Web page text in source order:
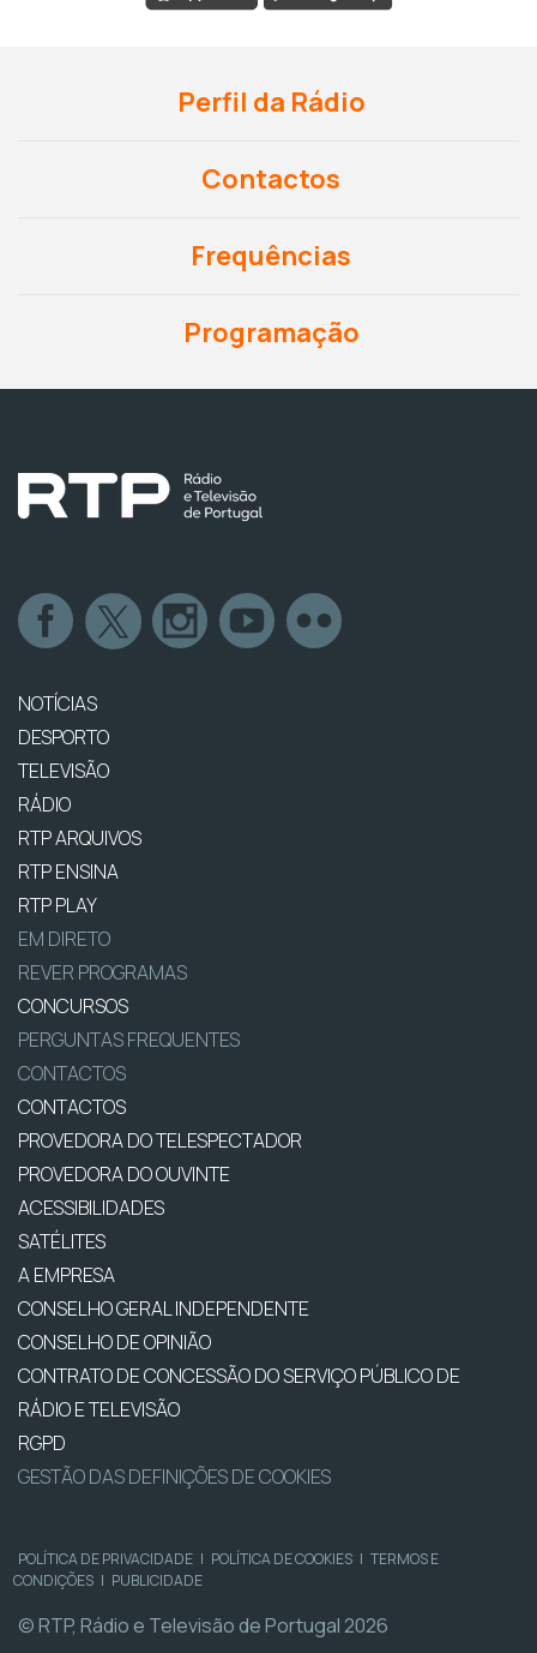
Perfil da Rádio
Contactos
Frequências
Programação
NOTÍCIAS
DESPORTO
TELEVISÃO
RÁDIO
RTP ARQUIVOS
RTP ENSINA
RTP PLAY
EM DIRETO
REVER PROGRAMAS
CONCURSOS
PERGUNTAS FREQUENTES
CONTACTOS
CONTACTOS
PROVEDORA DO TELESPECTADOR
PROVEDORA DO OUVINTE
ACESSIBILIDADES
SATÉLITES
A EMPRESA
CONSELHO GERAL INDEPENDENTE
CONSELHO DE OPINIÃO
CONTRATO DE CONCESSÃO DO SERVIÇO PÚBLICO DE
RÁDIO E TELEVISÃO
RGPD
GESTÃO DAS DEFINIÇÕES DE COOKIES
POLÍTICA DE PRIVACIDADE | POLÍTICA DE COOKIES | TERMOS E
CONDIÇÕES | PUBLICIDADE
© RTP, Rádio e Televisão de Portugal 2026